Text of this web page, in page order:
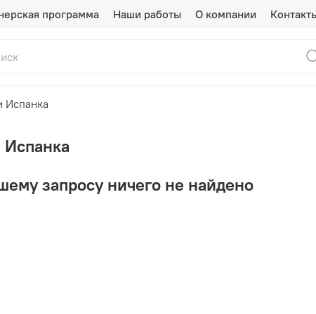
программа Наши работы О компании
Испанка
Испанка
запросу ничего не найдено